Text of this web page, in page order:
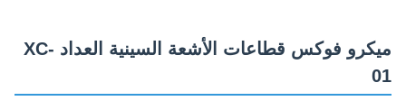
ميكرو فوكس قطاعات الأشعة السينية العداد XC-
01